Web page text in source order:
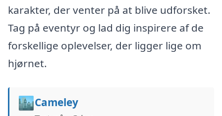
karakter, der venter på at blive udforsket.
Tag på eventyr og lad dig inspirere af de
forskellige oplevelser, der ligger lige om
hjørnet.
🏙️Cameley